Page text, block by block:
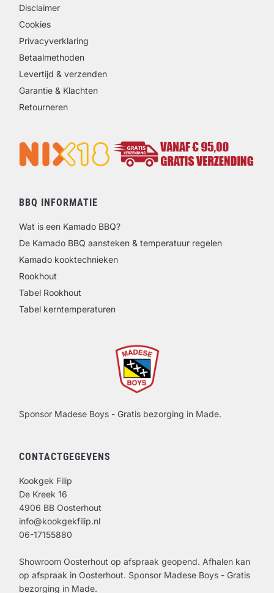
Disclaimer
Cookies
Privacyverklaring
Betaalmethoden
Levertijd & verzenden
Garantie & Klachten
Retourneren
BBQ INFORMATIE
Wat is een Kamado BBQ?
De Kamado BBQ aansteken & temperatuur regelen
Kamado kooktechnieken
Rookhout
Tabel Rookhout
Tabel kerntemperaturen
Sponsor Madese Boys - Gratis bezorging in Made.
CONTACTGEGEVENS
Kookgek Filip
De Kreek 16
4906 BB Oosterhout
info@kookgekfilip.nl
06-17155880
Showroom Oosterhout op afspraak geopend. Afhalen kan
op afspraak in Oosterhout. Sponsor Madese Boys - Gratis
bezorging in Made.